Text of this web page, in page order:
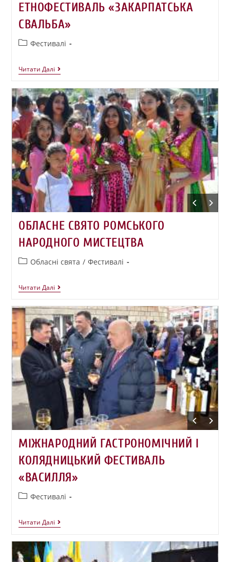
ЕТНОФЕСТИВАЛЬ «ЗАКАРПАТСЬКА
СВАЛЬБА»
Фестивалі
Читати Далі
ОБЛАСНЕ СВЯТО РОМСЬКОГО
НАРОДНОГО МИСТЕЦТВА
Обласні свята / Фестивалі
Читати Далі
МІЖНАРОДНИЙ ГАСТРОНОМІЧНИЙ І
КОЛЯДНИЦЬКИЙ ФЕСТИВАЛЬ
«ВАСИЛЛЯ»
Фестивалі
Читати Далі